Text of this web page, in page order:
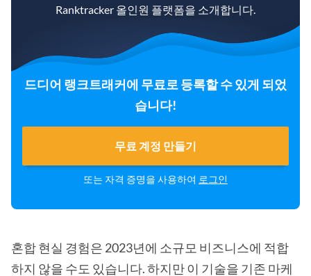
Ranktracker 올인원 플랫폼을 소개합니다.
드디어 랭크트래커에 무료로 등록할 수 있게 되었
습니다!
무료 계정 만들기
또는 자격 증명을 사용하여 로그인
혼합 현실 경험은 2023년에 소규모 비즈니스에 적합
하지 않을 수도 있습니다. 하지만 이 기술을 기존 마케